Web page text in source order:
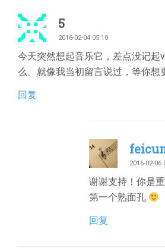
5
2016-02-04 05:10
今天突然想起音乐它，差点没记起
么。就像我当初留言说过，等你想
回复
2016-02-06
谢谢支持！你是
第一个熟面孔
回复